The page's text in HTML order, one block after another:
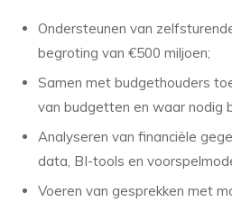
Ondersteunen van
begroting van €500 miljoen;
Samen met budgethouders
van budgetten en waar nodig
Analyseren van financiële
data, BI-tools en
Voeren van gesprekken met